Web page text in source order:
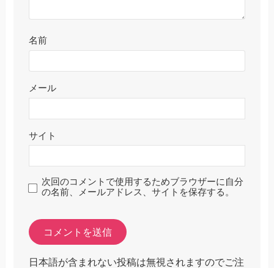
名前
メール
サイト
次回のコメントで使用するためブラウザーに自分
の名前、メールアドレス、サイトを保存する。
日本語が含まれない投稿は無視されますのでご注